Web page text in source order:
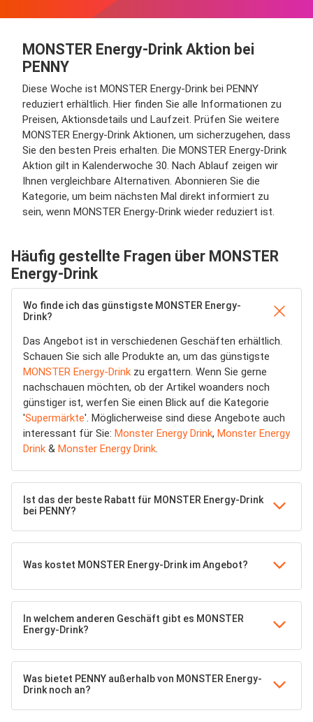
MONSTER Energy-Drink Aktion bei
PENNY
Diese Woche ist MONSTER Energy-Drink bei PENNY
reduziert erhältlich. Hier finden Sie alle Informationen zu
Preisen, Aktionsdetails und Laufzeit. Prüfen Sie weitere
MONSTER Energy-Drink Aktionen, um sicherzugehen, dass
Sie den besten Preis erhalten. Die MONSTER Energy-Drink
Aktion gilt in Kalenderwoche 30. Nach Ablauf zeigen wir
Ihnen vergleichbare Alternativen. Abonnieren Sie die
Kategorie, um beim nächsten Mal direkt informiert zu
sein, wenn MONSTER Energy-Drink wieder reduziert ist.
Häufig gestellte Fragen über MONSTER
Energy-Drink
Wo finde ich das günstigste MONSTER Energy-
Drink?
Das Angebot ist in verschiedenen Geschäften erhältlich.
Schauen Sie sich alle Produkte an, um das günstigste
MONSTER Energy-Drink zu ergattern. Wenn Sie gerne
nachschauen möchten, ob der Artikel woanders noch
günstiger ist, werfen Sie einen Blick auf die Kategorie
'Supermärkte'. Möglicherweise sind diese Angebote auch
interessant für Sie: Monster Energy Drink, Monster Energy
Drink & Monster Energy Drink.
Ist das der beste Rabatt für MONSTER Energy-Drink
bei PENNY?
Was kostet MONSTER Energy-Drink im Angebot?
In welchem anderen Geschäft gibt es MONSTER
Energy-Drink?
Was bietet PENNY außerhalb von MONSTER Energy-
Drink noch an?